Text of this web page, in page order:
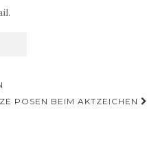
POSEN BEIM AKTZEICHEN